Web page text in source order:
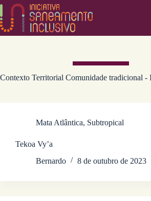
Pular
o
conteúdo
Contexto Territorial Comunidade tradicional -
Mata Atlântica, Subtropical
Tekoa Vy’a
Bernardo
8 de outubro de 2023